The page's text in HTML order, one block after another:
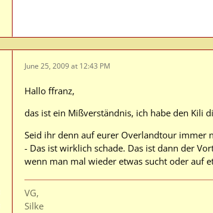
June 25, 2009 at 12:43 PM
Hallo ffranz,
das ist ein Mißverständnis, ich habe den Kili
Seid ihr denn auf eurer Overlandtour immer
- Das ist wirklich schade. Das ist dann der
wenn man mal wieder etwas sucht oder auf
VG,
Silke